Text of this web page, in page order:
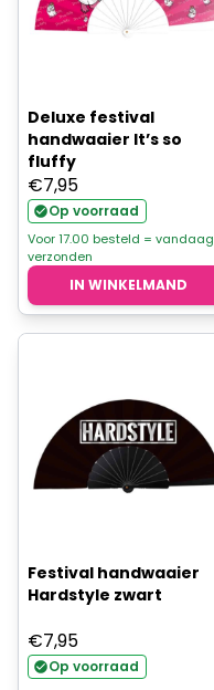
Deluxe festival
handwaaier It’s so
fluffy
€7,95
Op voorraad
Voor 17.00 besteld = vandaag
verzonden
IN WINKELMAND
Festival handwaaier
Hardstyle zwart
€7,95
Op voorraad